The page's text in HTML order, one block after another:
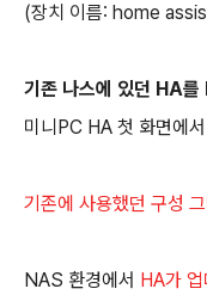
(장치 이름: home
기존 나스에 있던 HA
미니PC HA 첫 화면에서
기존에 사용했던 구성
NAS 환경에서 HA가